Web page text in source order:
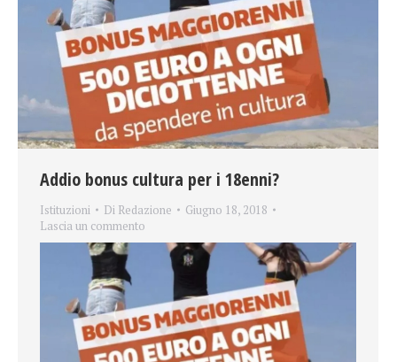
Addio bonus cultura per i 18enni?
Istituzioni Di Redazione
Giugno 18, 2018
Lascia un commento